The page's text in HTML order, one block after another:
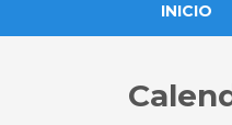
INICIO